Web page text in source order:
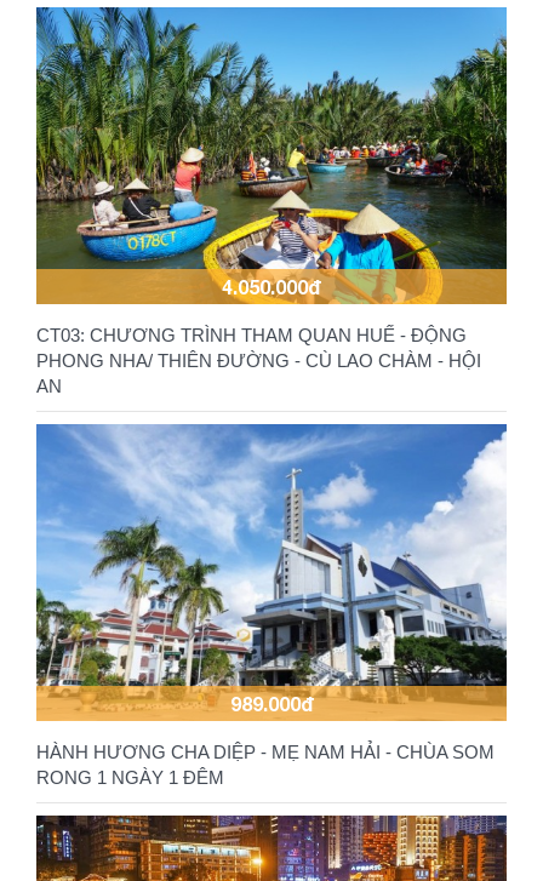
4.050.000đ
CT03: CHƯƠNG TRÌNH THAM QUAN HUẾ - ĐỘNG
PHONG NHA/ THIÊN ĐƯỜNG - CÙ LAO CHÀM - HỘI
AN
989.000đ
HÀNH HƯƠNG CHA DIỆP - MẸ NAM HẢI - CHÙA SOM
RONG 1 NGÀY 1 ĐÊM